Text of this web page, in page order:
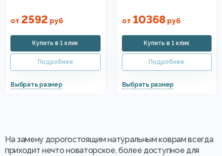
от 2592 руб от 10368руб
На замену дорогостоящим натуральным коврам всегда
приходит нечто новаторское, более доступное для